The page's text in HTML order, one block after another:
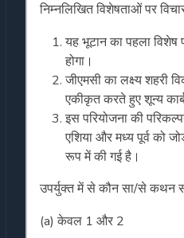
निम्नलिखित विशेषताओं पर
यह भूटान का पहला
होगा।
जीएमसी का लक्ष्य शहरी
एकीकृत करते हुए शून्य
इस परियोजना की
एशिया और मध्य पूर्व को
रूप में की गई है।
उपर्युक्त में से कौन सा/से कथन
(a) केवल 1 और 2